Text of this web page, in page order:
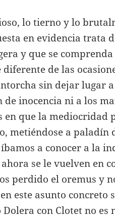
lo tierno y lo
en evidencia trata
y que se
diferente de las
sin dejar lugar
inocencia ni a los
en que la mediocridad
metiéndose a
a conocer a la
se le vuelven en
perdido el oremus y
este asunto concreto
Dolera con Clotet no